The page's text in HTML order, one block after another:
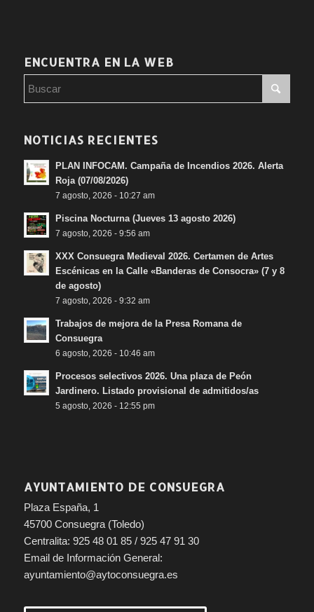
ENCUENTRA EN LA WEB
NOTICIAS RECIENTES
PLAN INFOCAM. Campaña de Incendios 2026. Alerta
Roja (07/08/2026)
7 agosto, 2026 - 10:27 am
Piscina Nocturna (Jueves 13 agosto 2026)
7 agosto, 2026 - 9:56 am
XXX Consuegra Medieval 2026. Certamen de Artes
Escénicas en la Calle «Banderas de Consocra» (7 y 8
de agosto)
7 agosto, 2026 - 9:32 am
Trabajos de mejora de la Presa Romana de
Consuegra
6 agosto, 2026 - 10:46 am
Procesos selectivos 2026. Una plaza de Peón
Jardinero. Listado provisional de admitidos/as
5 agosto, 2026 - 12:55 pm
AYUNTAMIENTO DE CONSUEGRA
Plaza España, 1
45700 Consuegra (Toledo)
Centralita: 925 48 01 85 / 925 47 91 30
Email de Información General:
ayuntamiento@aytoconsuegra.es